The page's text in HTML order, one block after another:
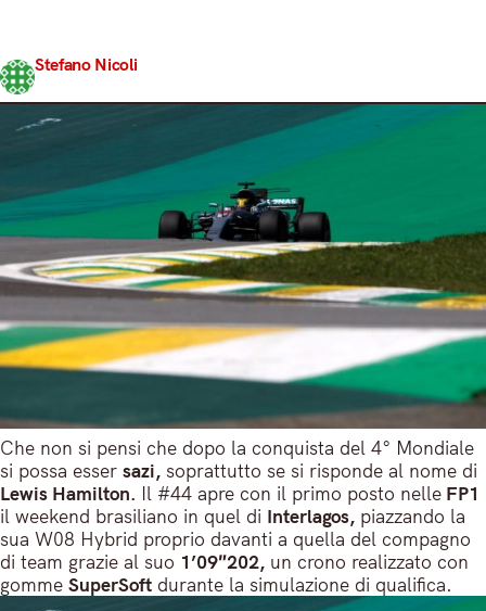
Stefano Nicoli
Che non si pensi che dopo la conquista del 4° Mondiale
si possa esser sazi, soprattutto se si risponde al nome di
Lewis Hamilton. Il #44 apre con il primo posto nelle FP1
il weekend brasiliano in quel di Interlagos, piazzando la
sua W08 Hybrid proprio davanti a quella del compagno
di team grazie al suo 1’09″202, un crono realizzato con
gomme SuperSoft durante la simulazione di qualifica.